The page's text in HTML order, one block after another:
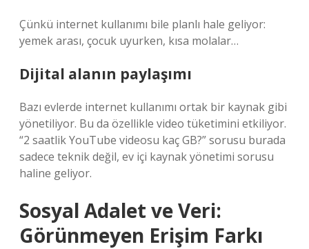
Çünkü internet kullanımı bile planlı hale geliyor:
yemek arası, çocuk uyurken, kısa molalar…
Dijital alanın paylaşımı
Bazı evlerde internet kullanımı ortak bir kaynak gibi
yönetiliyor. Bu da özellikle video tüketimini etkiliyor.
“2 saatlik YouTube videosu kaç GB?” sorusu burada
sadece teknik değil, ev içi kaynak yönetimi sorusu
haline geliyor.
Sosyal Adalet ve Veri:
Görünmeyen Erişim Farkı